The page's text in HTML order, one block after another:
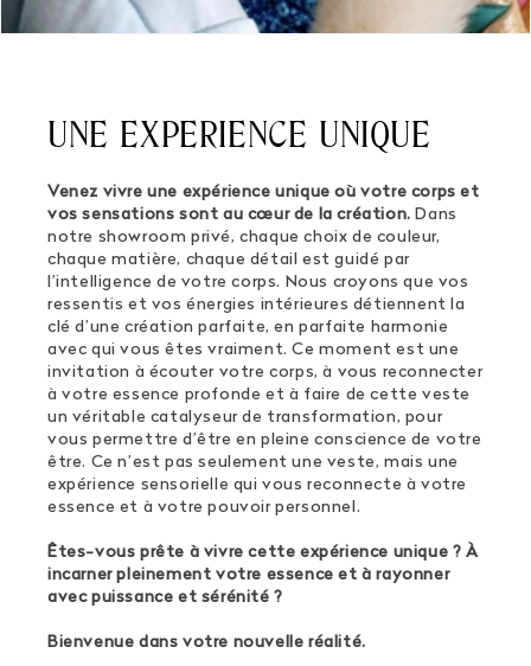
UNE EXPERIENCE UNIQUE
Venez vivre une expérience unique où votre corps et
vos sensations sont au cœur de la création. Dans
notre showroom privé, chaque choix de couleur,
chaque matière, chaque détail est guidé par
l’intelligence de votre corps. Nous croyons que vos
ressentis et vos énergies intérieures détiennent la
clé d’une création parfaite, en parfaite harmonie
avec qui vous êtes vraiment. Ce moment est une
invitation à écouter votre corps, à vous reconnecter
à votre essence profonde et à faire de cette veste
un véritable catalyseur de transformation, pour
vous permettre d’être en pleine conscience de votre
être. Ce n’est pas seulement une veste, mais une
expérience sensorielle qui vous reconnecte à votre
essence et à votre pouvoir personnel.
Êtes-vous prête à vivre cette expérience unique ? À
incarner pleinement votre essence et à rayonner
avec puissance et sérénité ?
Bienvenue dans votre nouvelle réalité.